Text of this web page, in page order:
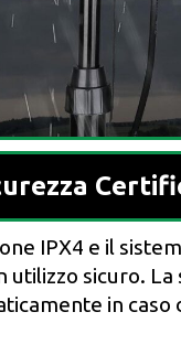
IPX4 e il
utilizzo sicuro.
in caso